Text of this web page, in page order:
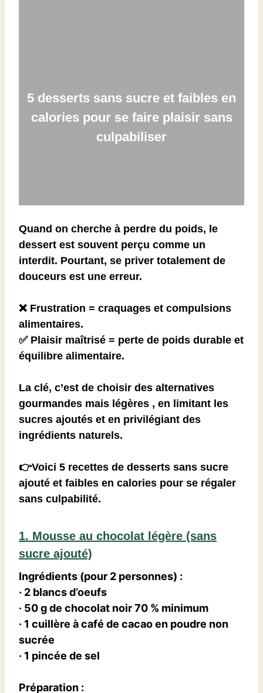
5 desserts sans sucre et faibles en
calories pour se faire plaisir sans
culpabiliser
Quand on cherche à perdre du poids, le
dessert est souvent perçu comme un
interdit. Pourtant, se priver totalement de
douceurs est une erreur.
❌ Frustration = craquages et compulsions
alimentaires.
✅ Plaisir maîtrisé = perte de poids durable et
équilibre alimentaire.
La clé, c’est de choisir des alternatives
gourmandes mais légères , en limitant les
sucres ajoutés et en privilégiant des
ingrédients naturels.
👉Voici 5 recettes de desserts sans sucre
ajouté et faibles en calories pour se régaler
sans culpabilité.
1. Mousse au chocolat légère (sans
sucre ajouté)
Ingrédients (pour 2 personnes) :
· 2 blancs d’oeufs
· 50 g de chocolat noir 70 % minimum
· 1 cuillère à café de cacao en poudre non
sucrée
· 1 pincée de sel
Préparation :